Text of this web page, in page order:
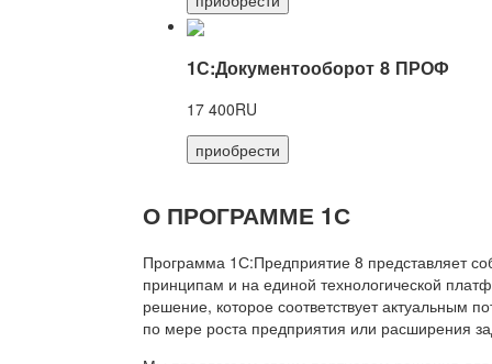
1С:Документооборот 8 ПРОФ
17 400RU
приобрести
О ПРОГРАММЕ 1С
Программа 1С:Предприятие 8 представляет
принципам и на единой технологической
решение, которое соответствует актуальным
по мере роста предприятия или расширения